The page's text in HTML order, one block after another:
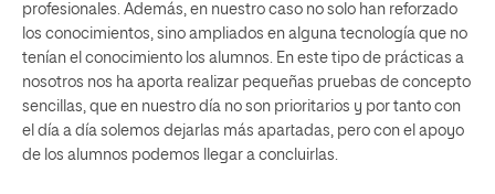
profesionales. Además, en nuestro caso no solo han reforzado
los conocimientos, sino ampliados en alguna tecnología que no
tenían el conocimiento los alumnos. En este tipo de prácticas a
nosotros nos ha aporta realizar pequeñas pruebas de concepto
sencillas, que en nuestro día no son prioritarios y por tanto con
el día a día solemos dejarlas más apartadas, pero con el apoyo
de los alumnos podemos llegar a concluirlas.